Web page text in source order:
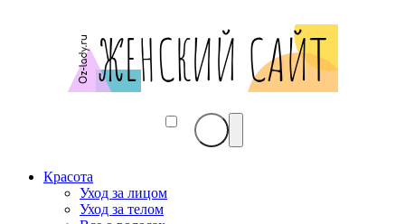
Красота
Уход за лицом
Уход за телом